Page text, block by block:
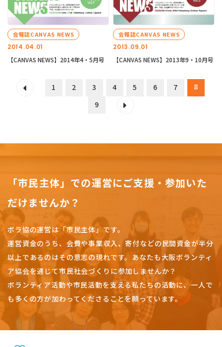
2014.04.01
会報誌CANVAS NEWS
【CANVAS NEWS】2014年4・5月号
2013.09.01
会報誌CANVAS NEWS
【CANVAS NEWS】2013年9・10月号
1 2 3 4 5 6 7
8
9
「市民主体」での運営にご支援・参加いた
だけませんか？
ボラ協の運営は「市民主体」です。
運営資金のうち、会費や事業収入、寄付などの民間資金が半分
以上であるのはその意志の現れです。 あなたも大阪ボランティ
ア協会を通じて市民社会づくりに参加しませんか？
ボランティア活動や市民活動を支える私たちの活動に、一人で
も多くの方が加わってくださることを願っています。